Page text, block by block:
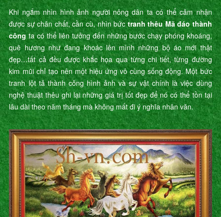
Khi ngắm nhìn hình ảnh người nông dân ta có thể cảm nhận
được sự chân chất, cần cù, nhìn bứctranh thêu Mã đáo thành
côngta có thể liên tưởng đến những bước chạy phóng khoáng,
quê hương như đang khoác lên mình những bộ áo mới thật
đẹp…tất cả đều được khắc họa qua từng chi tiết, từng đường
kim mũi chỉ tạo nên một hiệu ứng vô cùng sống động. Một bức
tranh lột tả thành công hình ảnh và sự vật chính là việc dùng
nghệ thuật thêu ghi lại những giá trị tốt đẹp để nó có thể tồn tại
lâu dài theo năm tháng mà không mất đi ý nghĩa nhân văn.